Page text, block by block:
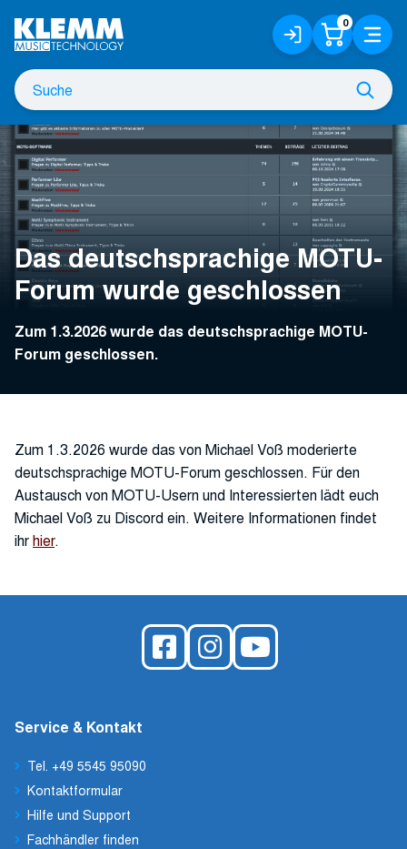
Hauptinhalt
Suche
nach
Anmelden
/
Registrieren
0 Menü
Das deutschsprachige MOTU-
Forum wurde geschlossen
Zum 1.3.2026 wurde das deutschsprachige MOTU-
Forum geschlossen.
Zum 1.3.2026 wurde das von Michael Voß moderierte
deutschsprachige MOTU-Forum geschlossen. Für den
Austausch von MOTU-Usern und Interessierten lädt euch
Michael Voß zu Discord ein. Weitere Informationen findet
ihrhier.
Service & Kontakt
Tel. +49 5545 95090
Kontaktformular
Hilfe und Support
Fachhändler finden